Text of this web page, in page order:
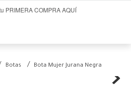
PRIMERA COMPRA AQUÍ
Botas Bota Mujer Jurana Negra